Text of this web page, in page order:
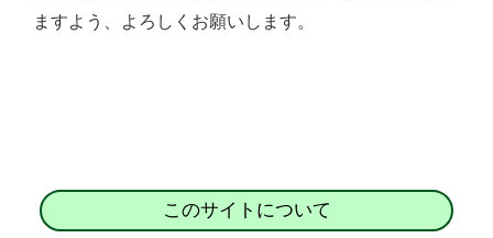
ますよう、よろしくお願いします。
このサイトについて